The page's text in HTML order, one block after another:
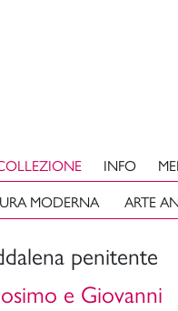
MODERNA ARTE
INFO
penitente
e Giovanni